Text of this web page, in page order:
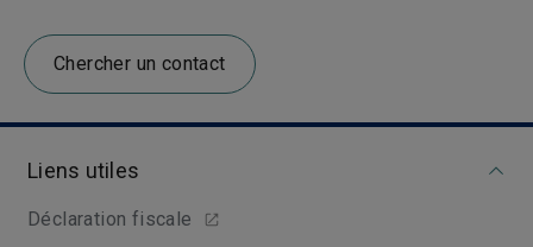
Chercher un contact
Liens utiles
Déclaration fiscale